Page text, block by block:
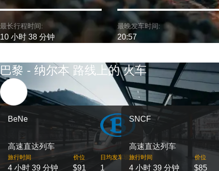
最长行程时间:
10 小时 38 分钟
最晚发车时间:
20:57
巴黎 - 纳尔本 路线上的 火车
BeNe
高速直达列车
旅行时间
4 小时 39 分钟
价位
$91
日均发车班次
1
SNCF
高速直达列车
旅行时间
4 小时 39 分钟
价位
$85